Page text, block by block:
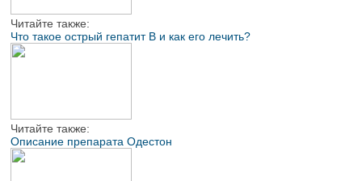
Читайте также:
Что такое острый гепатит B и как его лечить?
Читайте также:
Описание препарата Одестон